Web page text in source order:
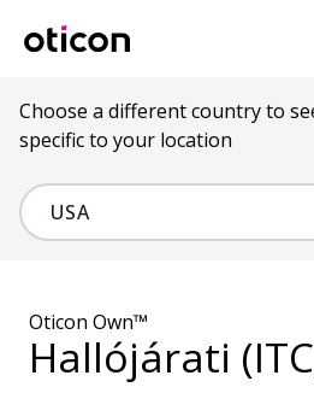
Choose a different country to
specific to your location
Oticon Own™
Hallójárati